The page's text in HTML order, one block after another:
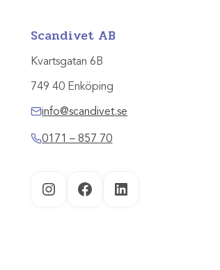
Scandivet AB
Kvartsgatan 6B
749 40 Enköping
info@scandivet.se
0171 – 857 70
Instagram
FacebookLinkedIn